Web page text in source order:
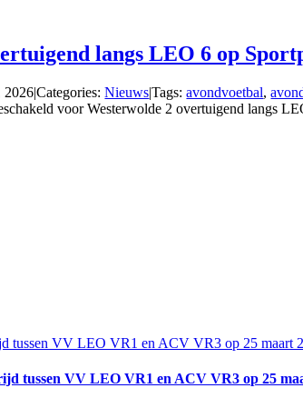
langs LEO 6 op
2026|Categories:Nieuws|Tags:avondvoetbal,
voor Westerwolde 2 overtuigend langs
tussen VV LEO VR1 en ACV VR3 op 25 maart
tussen VV LEO VR1 en ACV VR3 op 25